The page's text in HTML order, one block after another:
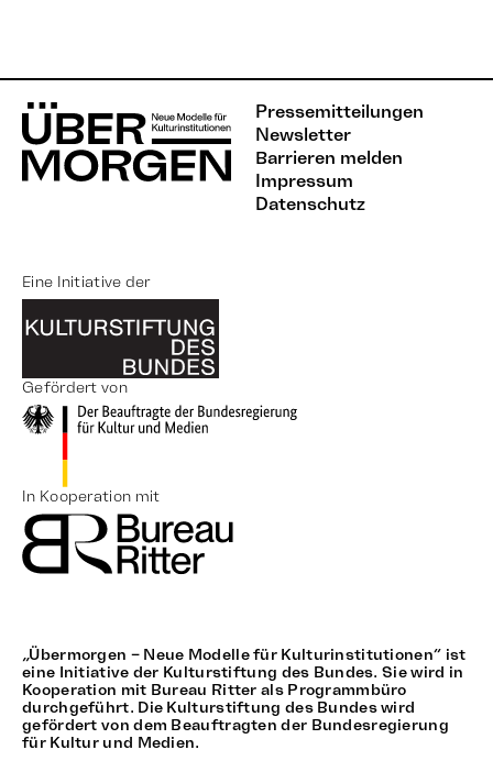
Pressemitteilungen
Newsletter
Barrieren melden
Impressum
Datenschutz
„Übermorgen – Neue Modelle für Kulturinstitutionen“ ist
eine Initiative der Kulturstiftung des Bundes. Sie wird in
Kooperation mit Bureau Ritter als Programmbüro
durchgeführt. Die Kulturstiftung des Bundes wird
gefördert von dem Beauftragten der Bundesregierung
für Kultur und Medien.
Eine Initiative der
Gefördert von
In Kooperation mit